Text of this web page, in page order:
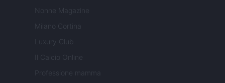
Nonne Magazine
Milano Cortina
Luxury Club
Il Calcio Online
Professione mamma